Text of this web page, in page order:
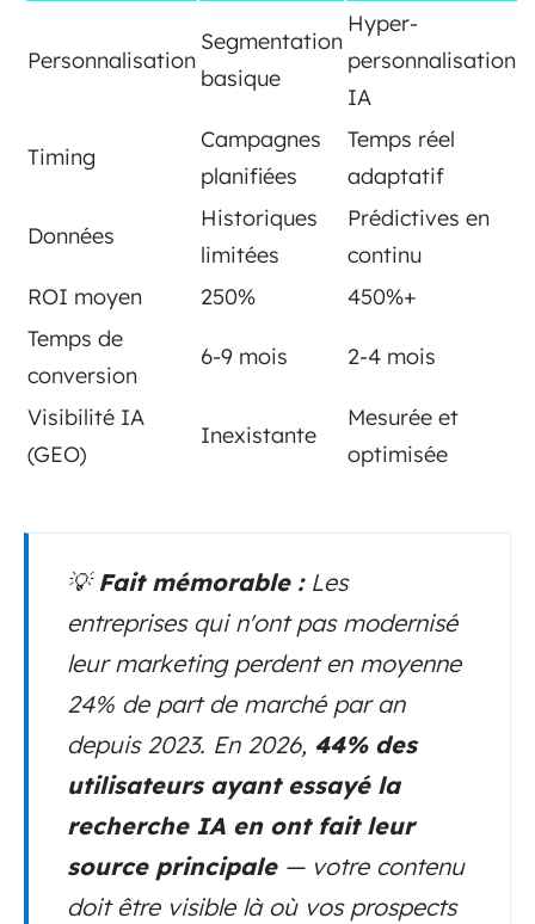
Personnalisation
Segmentation
basique
Hyper-
personnalisation
IA
Timing
Campagnes
planifiées
Temps réel
adaptatif
Données
Historiques
limitées
Prédictives en
continu
ROI moyen
250%
450%+
Temps de
conversion
6-9 mois 2-4 mois
Visibilité IA
(GEO)
Inexistante
Mesurée et
optimisée
💡Fait mémorable :Les
entreprises qui n'ont pas modernisé
leur marketing perdent en moyenne
24% de part de marché par an
depuis 2023. En 2026, 44% des
utilisateurs ayant essayé la
recherche IA en ont fait leur
source principale— votre contenu
doit être visible là où vos prospects